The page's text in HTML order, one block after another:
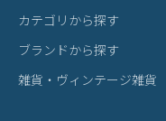
カテゴリから探す
ブランドから探す
雑貨・ヴィンテージ雑貨